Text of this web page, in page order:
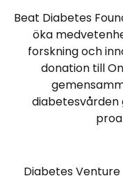
Beat Diabetes
öka
forskning och
donation till
diabetesvården
Diabetes